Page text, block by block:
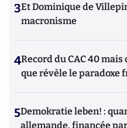
3Et Dominique de
macronisme
4Record du CAC 40
que révèle le paradoxe
5Demokratie leben! :
allemande, financée